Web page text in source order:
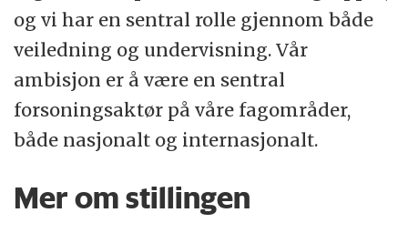
eksternfinansierte prosjekter og en forventet
omsetning på ca. 630 millioner i 2026.
Instituttet huser tre Sentre for fremragende
forskning (SFF) og fem K. G. Jebsensentre.
Instituttet er underlagt Det medisinske
og vi har en sentral rolle gjennom både
veiledning og undervisning. Vår
ambisjon er å være en sentral
forsoningsaktør på våre fagområder,
både nasjonalt og internasjonalt.
Mer om stillingen